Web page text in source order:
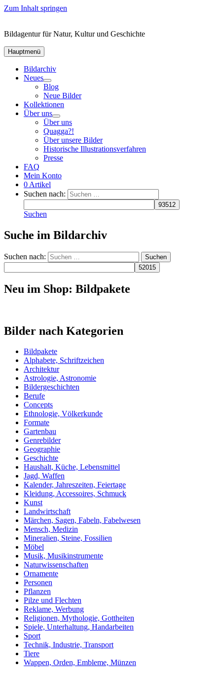
Zum Inhalt springen
Bildagentur für Natur, Kultur und Geschichte
Hauptmenü
Bildarchiv
Neues
Blog
Neue Bilder
Kollektionen
Über uns
Über uns
Quagga?!
Über unsere Bilder
Historische Illustrationsverfahren
Presse
FAQ
Mein Konto
0 Artikel
Suchen nach:
Suchen
Suche im Bildarchiv
Suchen nach:
Neu im Shop: Bildpakete
Bilder nach Kategorien
Bildpakete
Alphabete, Schriftzeichen
Architektur
Astrologie, Astronomie
Bildergeschichten
Berufe
Concepts
Ethnologie, Völkerkunde
Formate
Gartenbau
Genrebilder
Geographie
Geschichte
Haushalt, Küche, Lebensmittel
Jagd, Waffen
Kalender, Jahreszeiten, Feiertage
Kleidung, Accessoires, Schmuck
Kunst
Landwirtschaft
Märchen, Sagen, Fabeln, Fabelwesen
Mensch, Medizin
Mineralien, Steine, Fossilien
Möbel
Musik, Musikinstrumente
Naturwissenschaften
Ornamente
Personen
Pflanzen
Pilze und Flechten
Reklame, Werbung
Religionen, Mythologie, Gottheiten
Spiele, Unterhaltung, Handarbeiten
Sport
Technik, Industrie, Transport
Tiere
Wappen, Orden, Embleme, Münzen